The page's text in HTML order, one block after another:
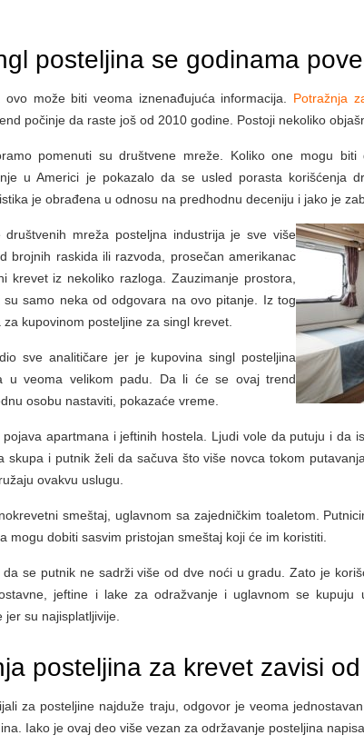
posteljina se godinama
može biti veoma iznenađujuća informacija. Potražnja
počinje da raste još od 2010 godine. Postoji nekoliko
pomenuti su društvene mreže. Koliko one mogu
u Americi je pokazalo da se usled porasta korišćenja
je obrađena u odnosu na predhodnu deceniju i jako je
društvenih mreža posteljna industrija je sve više
brojnih raskida ili razvoda, prosečan amerikanac
krevet iz nekoliko razloga. Zauzimanje prostora,
su samo neka od odgovara na ovo pitanje. Iz tog
kupovinom posteljine za singl krevet.
sve analitičare jer je kupovina singl posteljina
u veoma velikom padu. Da li će se ovaj trend
osobu nastaviti, pokazaće vreme.
apartmana i jeftinih hostela. Ljudi vole da putuju i da
skupa i putnik želi da sačuva što više novca tokom
ovakvu uslugu.
smeštaj, uglavnom sa zajedničkim toaletom.
mogu dobiti sasvim pristojan smeštaj koji će im koristiti.
se putnik ne sadrži više od dve noći u gradu. Zato je
jeftine i lake za odražvanje i uglavnom se kupuju
su najisplatljivije.
posteljina za krevet zavisi
za posteljine najduže traju, odgovor je veoma
Iako je ovaj deo više vezan za održavanje posteljina